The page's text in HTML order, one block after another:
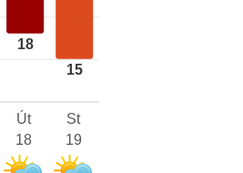
18
15
Út
18
St
19